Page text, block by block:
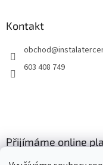
Kontakt
obchod@
603 408 749
Přijímáme online